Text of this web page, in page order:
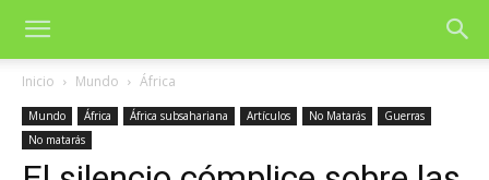
Inicio Mundo África
Mundo África África subsahariana Artículos No Matarás
Guerras
No matarás